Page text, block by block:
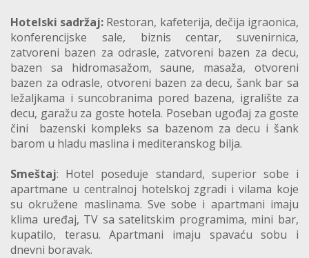
Hotelski sadržaj: Restoran, kafeterija, dečija igraonica,
konferencijske sale, biznis centar, suvenirnica,
zatvoreni bazen za odrasle, zatvoreni bazen za decu,
bazen sa hidromasažom, saune, masaža, otvoreni
bazen za odrasle, otvoreni bazen za decu, šank bar sa
ležaljkama i suncobranima pored bazena, igralište za
decu, garažu za goste hotela. Poseban ugođaj za goste
čini bazenski kompleks sa bazenom za decu i šank
barom u hladu maslina i mediteranskog bilja.
Smeštaj: Hotel poseduje standard, superior sobe i
apartmane u centralnoj hotelskoj zgradi i vilama koje
su okružene maslinama. Sve sobe i apartmani imaju
klima uređaj, TV sa satelitskim programima, mini bar,
kupatilo, terasu. Apartmani imaju spavaću sobu i
dnevni boravak.